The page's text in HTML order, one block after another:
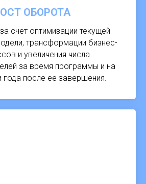
ОБОРОТА
счет оптимизации текущей
трансформации бизнес-
и увеличения числа
за время программы и на
года после ее завершения.